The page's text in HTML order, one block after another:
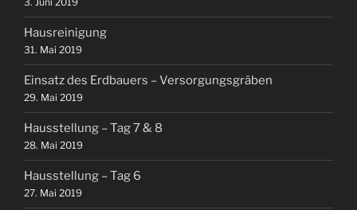
Hausreinigung
31. Mai 2019
Einsatz des Erdbauers – Versorgungsgräben
29. Mai 2019
Hausstellung – Tag 7 & 8
28. Mai 2019
Hausstellung – Tag 6
27. Mai 2019